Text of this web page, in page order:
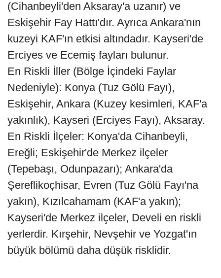
(Cihanbeyli'den Aksaray'a uzanır) ve
Eskişehir Fay Hattı'dır. Ayrıca Ankara'nın
kuzeyi KAF'ın etkisi altındadır. Kayseri'de
Erciyes ve Ecemiş fayları bulunur.
En Riskli İller (Bölge İçindeki Faylar
Nedeniyle): Konya (Tuz Gölü Fayı),
Eskişehir, Ankara (Kuzey kesimleri, KAF'a
yakınlık), Kayseri (Erciyes Fayı), Aksaray.
En Riskli İlçeler: Konya'da Cihanbeyli,
Ereğli; Eskişehir'de Merkez ilçeler
(Tepebaşı, Odunpazarı); Ankara'da
Şereflikoçhisar, Evren (Tuz Gölü Fayı'na
yakın), Kızılcahamam (KAF'a yakın);
Kayseri'de Merkez ilçeler, Develi en riskli
yerlerdir. Kırşehir, Nevşehir ve Yozgat'ın
büyük bölümü daha düşük risklidir.